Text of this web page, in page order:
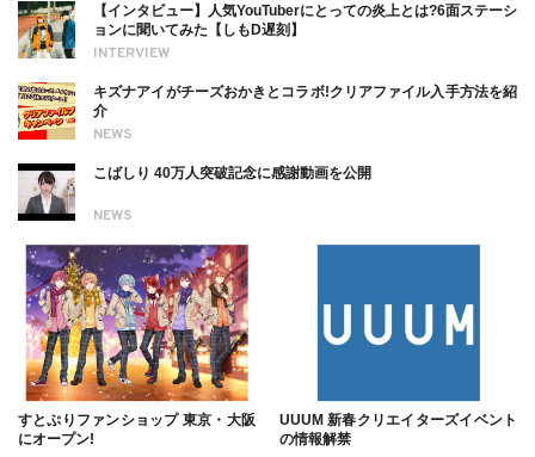
INTERVIEW
【インタビュー】人気YouTuberにとっての炎上とは?6面ステーシ
ョンに聞いてみた【しもD遅刻】
NEWS
キズナアイがチーズおかきとコラボ!クリアファイル入手方法を紹
介
NEWS
こばしり 40万人突破記念に感謝動画を公開
すとぷりファンショップ 東京・大阪
にオープン!
UUUM 新春クリエイターズイベント
の情報解禁